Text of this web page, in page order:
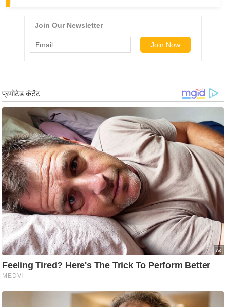
N
w
s
ला
इ
फ
स्टा
इ
ल
टे
क्नॉ
लॉ
जी
ब्यू